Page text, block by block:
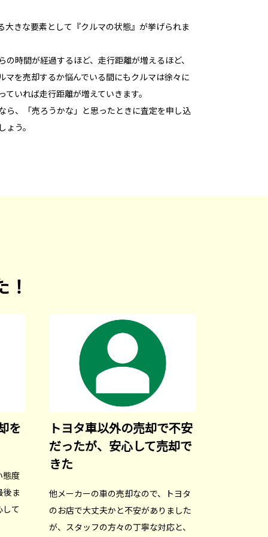
大きな要素として『クルマの状態』が挙げられま
時間が経過するほど、走行距離が増えるほど、
マを売却するか悩んでいる間にもクルマは徐々に
いれば走行距離が増えていきます。
ら、「売ろうかな」と思ったときに査定を申し込
う。
を
態度
後ま
て
トヨタ車以外の売却で不安
だったが、安心して売却で
きた
他メーカーの車の売却なので、トヨタ
のお店で大丈夫かと不安がありました
が、スタッフの方々の丁寧な対応と、